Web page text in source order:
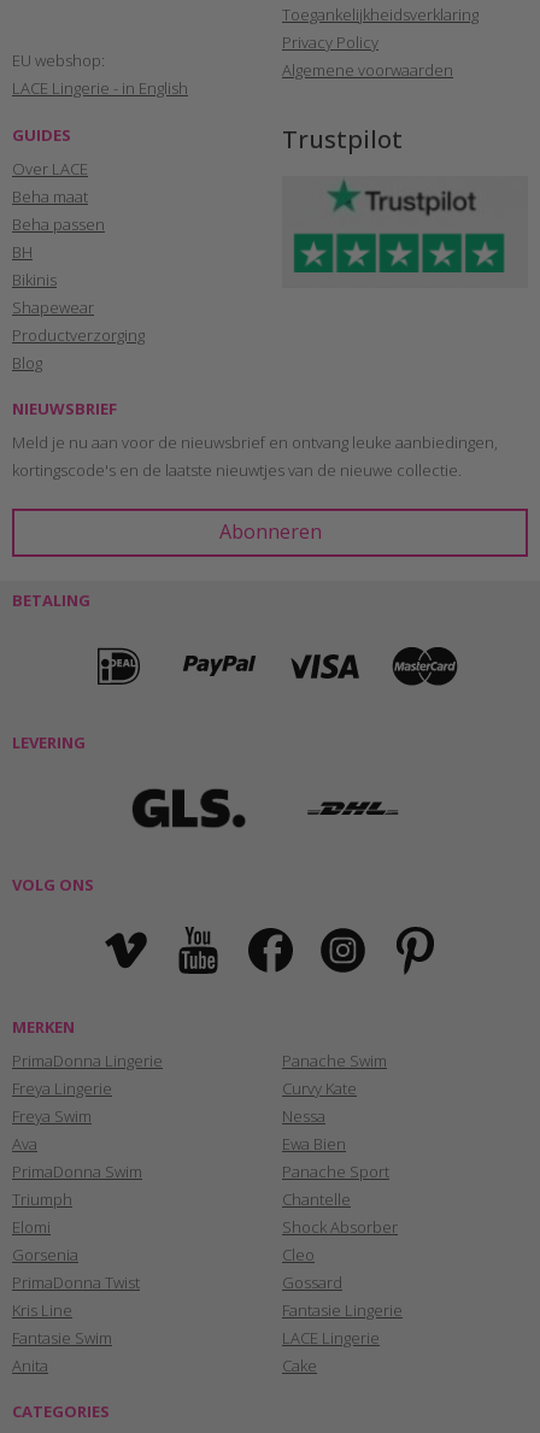
EU webshop:
LACE Lingerie - in English
Toegankelijkheidsverklaring
Privacy Policy
Algemene voorwaarden
GUIDES
Over LACE
Beha maat
Beha passen
BH
Bikinis
Shapewear
Productverzorging
Blog
Trustpilot
NIEUWSBRIEF
Meld je nu aan voor de nieuwsbrief en ontvang leuke aanbiedingen,
kortingscode's en de laatste nieuwtjes van de nieuwe collectie.
BETALING
LEVERING
VOLG ONS
MERKEN
PrimaDonna Lingerie
Freya Lingerie
Freya Swim
Ava
PrimaDonna Swim
Triumph
Elomi
Gorsenia
PrimaDonna Twist
Kris Line
Fantasie Swim
Anita
Panache Swim
Curvy Kate
Nessa
Ewa Bien
Panache Sport
Chantelle
Shock Absorber
Cleo
Gossard
Fantasie Lingerie
LACE Lingerie
Cake
CATEGORIES